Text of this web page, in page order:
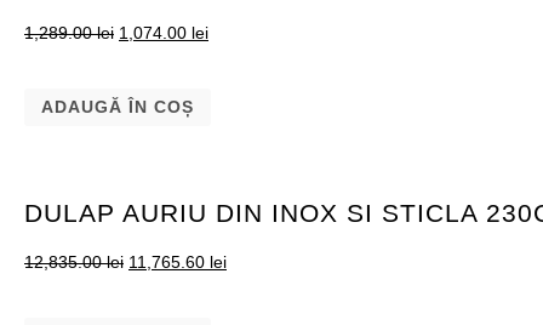
1,289.00lei 1,074.00 lei
ADAUGĂ ÎN COȘ
DULAP AURIU DIN INOX SI STICLA
12,835.00lei 11,765.60 lei